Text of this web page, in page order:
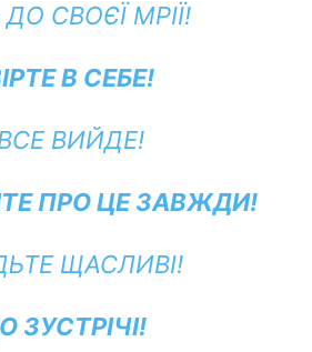
ДО СВОЄЇ МРІЇ!
В СЕБЕ!
ВСЕ ВИЙДЕ!
ПРО ЦЕ ЗАВЖДИ!
ЩАСЛИВІ!
ЗУСТРІЧІ!